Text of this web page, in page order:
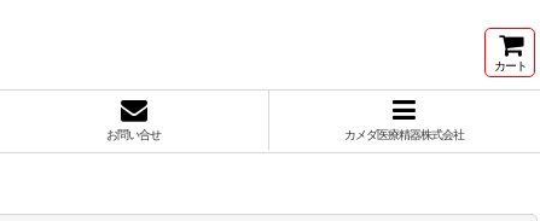
カート
お問い合せ カメダ医療精器株式会社